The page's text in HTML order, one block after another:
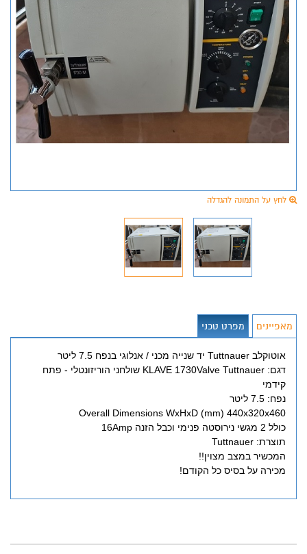
לחץ על התמונה להגדלה
מאפיינים מפרט טכני
אוטוקלב Tuttnauer יד שנייה מכני / אנלוגי בנפח 7.5 ליטר
דגם: KLAVE 1730Valve Tuttnauer שולחני הוריזונטלי - פתח
קידמי
נפח: 7.5 ליטר
Overall Dimensions WxHxD (mm) 440x320x460
כולל 2 מגשי נירוסטה פנימי וכבל הזנה 16Amp
תוצרת: Tuttnauer
המכשיר במצב מצוין!!
מכירה על בסיס כל הקודם!